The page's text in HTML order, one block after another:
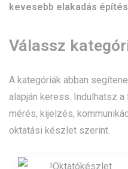
kevesebb elakadás
Válassz
A kategóriák abban
alapján keress. Indulhatsz
mérés, kijelzés,
oktatási készlet szerint.